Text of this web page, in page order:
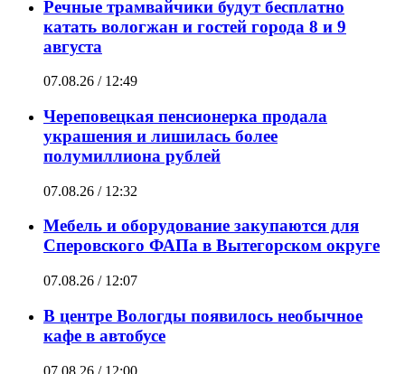
Речные трамвайчики будут бесплатно
катать вологжан и гостей города 8 и 9
августа
07.08.26 / 12:49
Череповецкая пенсионерка продала
украшения и лишилась более
полумиллиона рублей
07.08.26 / 12:32
Мебель и оборудование закупаются для
Сперовского ФАПа в Вытегорском округе
07.08.26 / 12:07
В центре Вологды появилось необычное
кафе в автобусе
07.08.26 / 12:00